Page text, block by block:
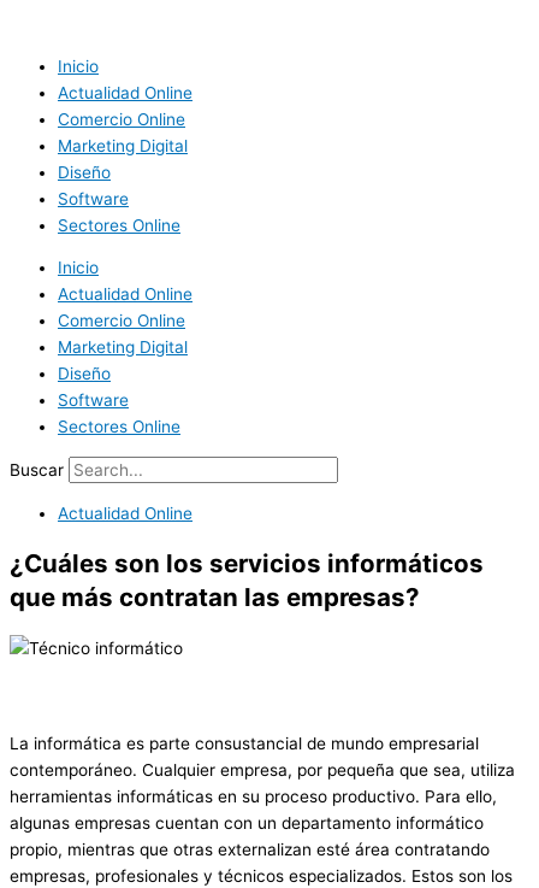
contenido
Inicio
Actualidad Online
Comercio Online
Marketing Digital
Diseño
Software
Sectores Online
Inicio
Actualidad Online
Comercio Online
Marketing Digital
Diseño
Software
Sectores Online
Buscar
Actualidad Online
¿Cuáles son los servicios informáticos
que más contratan las empresas?
La informática es parte consustancial de mundo empresarial
contemporáneo. Cualquier empresa, por pequeña que sea, utiliza
herramientas informáticas en su proceso productivo. Para ello,
algunas empresas cuentan con un departamento informático
propio, mientras que otras externalizan esté área contratando
empresas, profesionales y técnicos especializados. Estos son los